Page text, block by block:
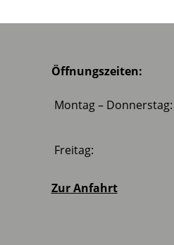
Öffnungszeiten:
Montag – Donnerstag:
Freitag:
Zur Anfahrt